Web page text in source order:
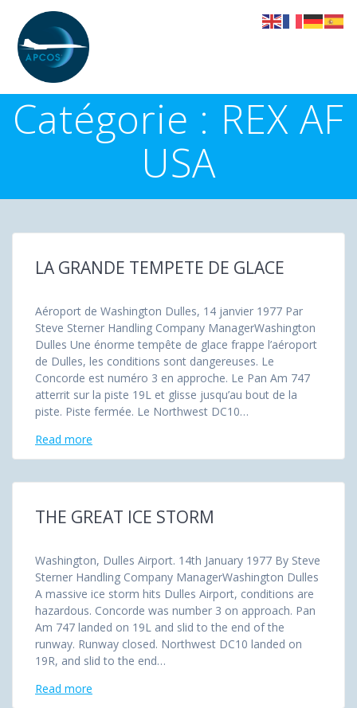
Catégorie : REX AF
USA
LA GRANDE TEMPETE DE GLACE
Aéroport de Washington Dulles, 14 janvier 1977 Par
Steve Sterner Handling Company ManagerWashington
Dulles Une énorme tempête de glace frappe l’aéroport
de Dulles, les conditions sont dangereuses. Le
Concorde est numéro 3 en approche. Le Pan Am 747
atterrit sur la piste 19L et glisse jusqu’au bout de la
piste. Piste fermée. Le Northwest DC10…
Read more
THE GREAT ICE STORM
Washington, Dulles Airport. 14th January 1977 By Steve
Sterner Handling Company ManagerWashington Dulles
A massive ice storm hits Dulles Airport, conditions are
hazardous. Concorde was number 3 on approach. Pan
Am 747 landed on 19L and slid to the end of the
runway. Runway closed. Northwest DC10 landed on
19R, and slid to the end…
Read more